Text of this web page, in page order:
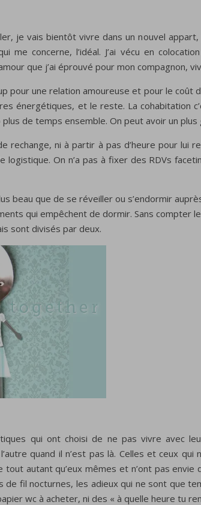
je vais bientôt vivre dans un nouvel
me concerne, l’idéal. J’ai vécu en
que j’ai éprouvé pour mon compagnon,
pour une relation amoureuse et pour le
énergétiques, et le reste. La cohabitation
de temps ensemble. On peut avoir un
rechange, ni à partir à pas d’heure pour
On n’a pas à fixer des RDVs
beau que de se réveiller ou s’endormir
qui empêchent de dormir. Sans compter
sont divisés par deux.
qui ont choisi de ne pas vivre avec
quand il n’est pas là. Celles et ceux
tout autant qu’eux mêmes et n’ont pas
de fil nocturnes, les adieux qui ne sont que
wc à acheter, ni des « à quelle heure tu